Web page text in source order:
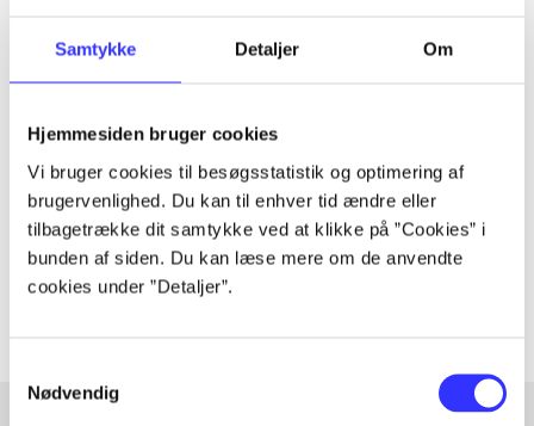
Samtykke Detaljer Om
Hjemmesiden bruger cookies
Vi bruger cookies til besøgsstatistik og optimering af
brugervenlighed. Du kan til enhver tid ændre eller
tilbagetrække dit samtykke ved at klikke på ”Cookies” i
bunden af siden. Du kan læse mere om de anvendte
cookies under ”Detaljer”.
Nødvendig
Artiklen er en del af
lorem ipsum dolor sit amet ...
Tidsskrift
Artiklerne i handler ofte om